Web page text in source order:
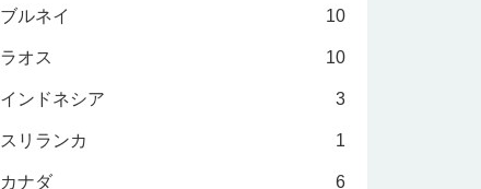
ブルネイ 10
ラオス 10
インドネシア 3
スリランカ 1
カナダ 6